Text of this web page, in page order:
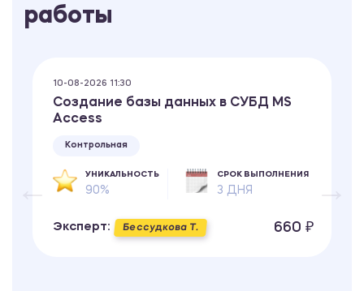
работы
10-08-2026 11:30
Создание базы данных в СУБД MS
Access
Контрольная
УНИКАЛЬНОСТЬ
90%
СРОК ВЫПОЛНЕНИЯ
3 ДНЯ
Эксперт: Бессудкова Т. 660 ₽